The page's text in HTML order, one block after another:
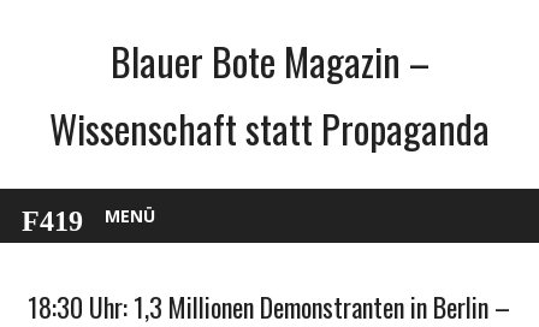
Blauer Bote Magazin –
Wissenschaft statt Propaganda
MENÜ
Gesellschaft
18:30 Uhr: 1,3 Millionen Demonstranten in Berlin –